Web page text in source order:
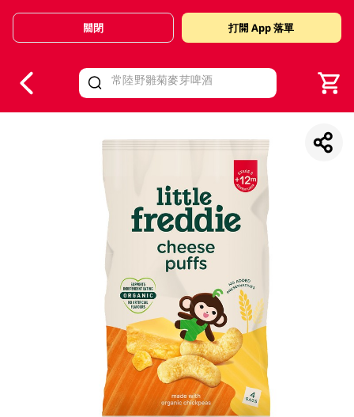
Valid Until 30 June 2026
關閉 打開 App 落單